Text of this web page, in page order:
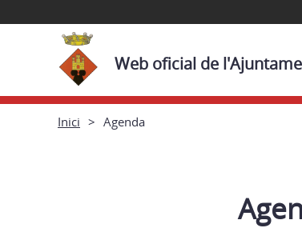
Web oficial de
Inici Agenda